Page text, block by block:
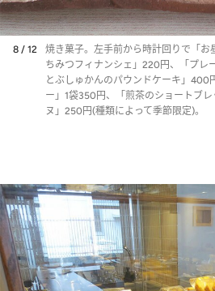
8 / 12
焼き菓子。左手前から時計回りで「
ちみつフィナンシェ」220円、「プレ
とぶしゅかんのパウンドケーキ」400
ー」1袋350円、「煎茶のショートブ
ヌ」250円(種類によって季節限定)。